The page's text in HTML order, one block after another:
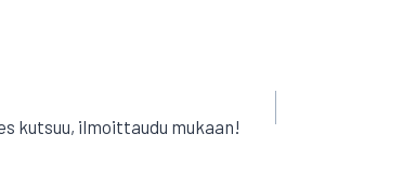
kutsuu, ilmoittaudu mukaan!